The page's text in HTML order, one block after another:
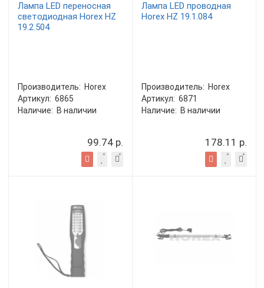
Лампа LED переносная
светодиодная Horex HZ
19.2.504
Производитель: Horex
Артикул: 6865
Наличие: В наличии
99.74 р.
Лампа LED проводная
Horex HZ 19.1.084
Производитель: Horex
Артикул: 6871
Наличие: В наличии
178.11 р.